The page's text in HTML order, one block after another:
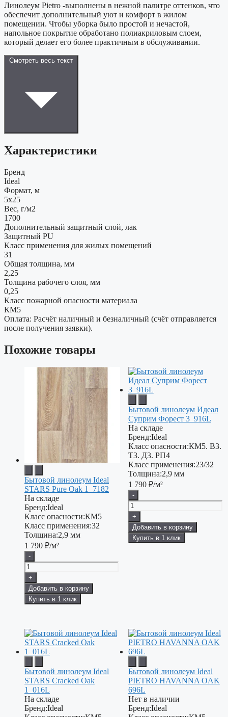
Линолеум Pietro -выполнены в нежной палитре оттенков, что
обеспечит дополнительный уют и комфорт в жилом
помещении. Чтобы уборка было простой и нечастой,
напольное покрытие обработано полиакриловым слоем,
который делает его более практичным в обслуживании.
Смотреть весь текст
Характеристики
Бренд
Ideal
Формат, м
5x25
Вес, г/м2
1700
Дополнительный защитный слой, лак
Защитный PU
Класс применения для жилых помещений
31
Общая толщина, мм
2,25
Толщина рабочего слоя, мм
0,25
Класс пожарной опасности материала
КМ5
Оплата: Расчёт наличный и безналичный (счёт отправляется
после получения заявки).
Похожие товары
Бытовой линолеум Ideal
STARS Pure Oak 1_7182
На складе
Бренд:Ideal
Класс опасности:КМ5
Класс применения:32
Толщина:2,9 мм
1 790 ₽/м²
-
+
Добавить в корзину
Купить в 1 клик
Бытовой линолеум Идеал
Суприм Форест 3_916L
На складе
Бренд:Ideal
Класс опасности:КМ5. В3.
Т3. Д3. РП4
Класс применения:23/32
Толщина:2,9 мм
1 790 ₽/м²
-
+
Добавить в корзину
Купить в 1 клик
Бытовой линолеум Ideal
STARS Cracked Oak
1_016L
На складе
Бренд:Ideal
Бытовой линолеум Ideal
PIETRO HAVANNA OAK
696L
Нет в наличии
Бренд:Ideal